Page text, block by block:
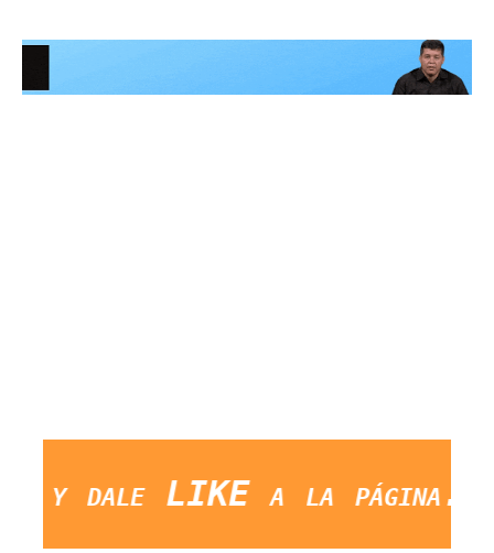
LIKE a la página.